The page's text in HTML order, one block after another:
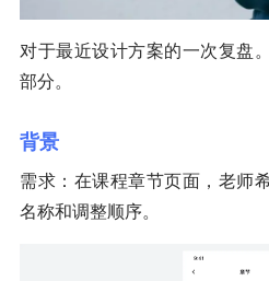
对于最近设计方案的一次复盘
部分。
背景
需求：在课程章节页面，老师
名称和调整顺序。